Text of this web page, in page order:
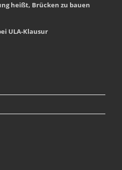
heißt, Brücken zu bauen
ULA-Klausur